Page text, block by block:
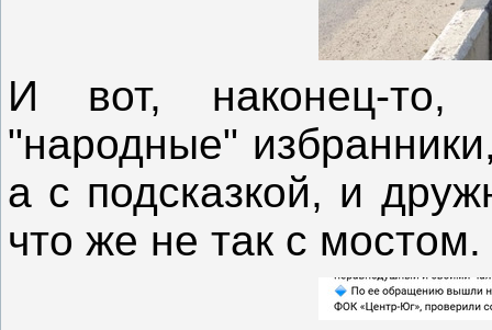
И вот, наконец-то,
"народные"
а с подсказкой, и
что же не так с мостом.